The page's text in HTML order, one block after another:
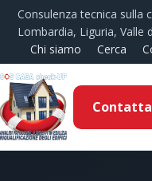
Consulenza tecnica sulla
Lombardia, Liguria, Valle
Chi siamo
Cerca